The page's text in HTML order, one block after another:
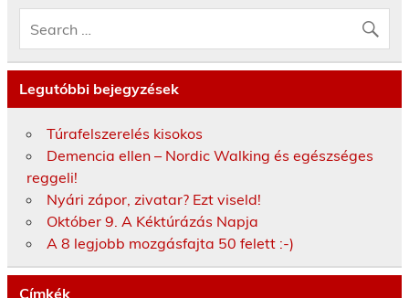
Legutóbbi bejegyzések
Túrafelszerelés kisokos
Demencia ellen – Nordic Walking és egészséges
reggeli!
Nyári zápor, zivatar? Ezt viseld!
Október 9. A Kéktúrázás Napja
A 8 legjobb mozgásfajta 50 felett :-)
Címkék